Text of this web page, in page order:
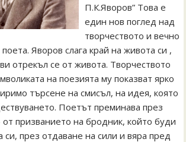
П.К.Яворов” Това е
един нов поглед над
творчеството и вечно
Яворов слага край на живота си ,
отрекъл се от живота. Творчеството
на поезията му показват ярко
търсене на смисъл, на идея, която
Поетът преминава през
от призванието на бродник, който буди
си, през отдаване на сили и вяра пред